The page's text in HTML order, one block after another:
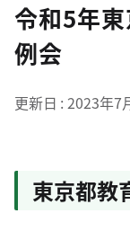
令和5年
例会
更新日 2023年7
東京都教